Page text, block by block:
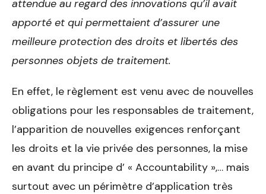
attendue au regard des innovations qu’il avait
apporté et qui permettaient d’assurer une
meilleure protection des droits et libertés des
personnes objets de traitement.
En effet, le règlement est venu avec de nouvelles
obligations pour les responsables de traitement,
l’apparition de nouvelles exigences renforçant
les droits et la vie privée des personnes, la mise
en avant du principe d’ « Accountability »,… mais
surtout avec un périmètre d’application très